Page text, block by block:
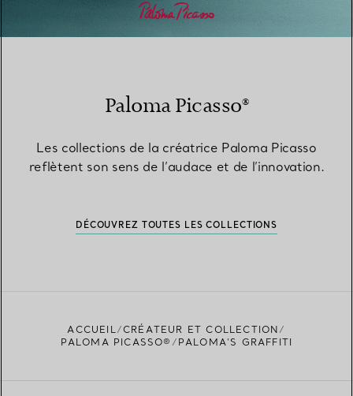
Paloma Picasso®
Les collections de la créatrice Paloma Picasso
reflètent son sens de l’audace et de l’innovation.
DÉCOUVREZ TOUTES LES COLLECTIONS
ACCUEIL
CRÉATEUR ET COLLECTION
PALOMA PICASSO®
PALOMA’S GRAFFITI